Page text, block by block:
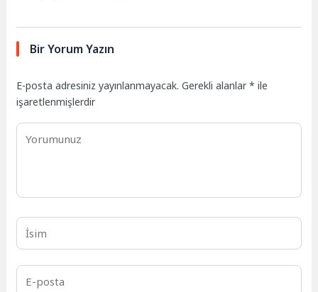
Bir Yorum Yazın
E-posta adresiniz yayınlanmayacak. Gerekli alanlar* ile
işaretlenmişlerdir